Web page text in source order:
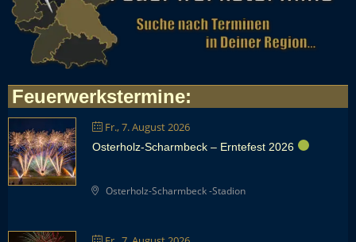
Feuerwerkstermine:
Fr., 7. August 2026
Osterholz-Scharmbeck – Erntefest 2026
Osterholz-Scharmbeck -Stadion